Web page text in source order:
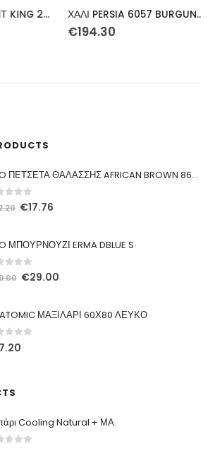
BATIC-1 ΣΕΤ ΣΕΝΤ KING 270Χ270 4ΤΕΜ ΧΑΛΙ PERSIA 6057 BURGUNDY ΜΕ ΚΡΟΣΣΙ – 200X290 NewPlan
€194.30
LINO ΠΕΤΣΕΤΑ ΘΑΛΑΣΣΗΣ AFRICAN BROWN 86X160
of 5
Original
€17.76
ΜΠΟΥΡΝΟΥΖΙ ERMA DBLUE S
of 5
Original
€29.00
ΜΑΞΙΛΑΡΙ 60Χ80 ΛΕΥΚΟ
of 5
Cooling Natural + ΜΑ.